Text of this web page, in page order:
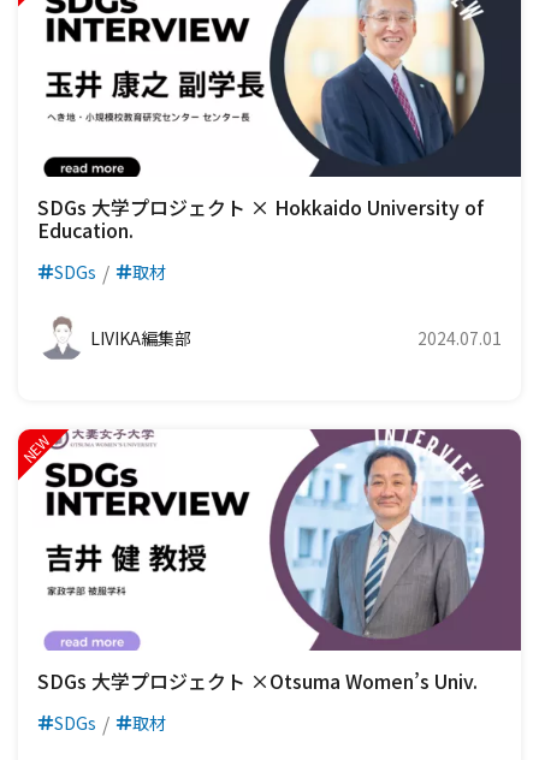
SDGs 大学プロジェクト × Hokkaido University of
Education.
SDGs 取材
LIVIKA編集部 2024.07.01
SDGs 大学プロジェクト ×Otsuma Women’s Univ.
SDGs 取材